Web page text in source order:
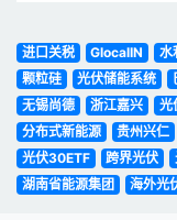
进口关税 GlocalIN 水
颗粒硅
光伏储能系统
无锡尚德
浙江嘉兴 光
分布式新能源
贵州兴仁
光伏30ETF
跨界光伏
湖南省能源集团
海外光